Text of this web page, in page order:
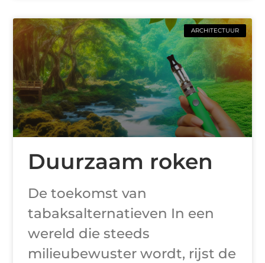
ARCHITECTUUR
Duurzaam roken
De toekomst van
tabaksalternatieven In een
wereld die steeds
milieubewuster wordt, rijst de